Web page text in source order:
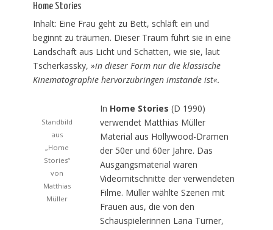
Home Stories
Inhalt: Eine Frau geht zu Bett, schläft ein und
beginnt zu träumen. Dieser Traum führt sie in eine
Landschaft aus Licht und Schatten, wie sie, laut
Tscherkassky, »in dieser Form nur die klassische
Kinematographie hervorzubringen imstande ist«.
Standbild
aus
„Home
Stories“
von
Matthias
Müller
In Home Stories (D 1990)
verwendet Matthias Müller
Material aus Hollywood-Dramen
der 50er und 60er Jahre. Das
Ausgangsmaterial waren
Videomitschnitte der verwendeten
Filme. Müller wählte Szenen mit
Frauen aus, die von den
Schauspielerinnen Lana Turner,